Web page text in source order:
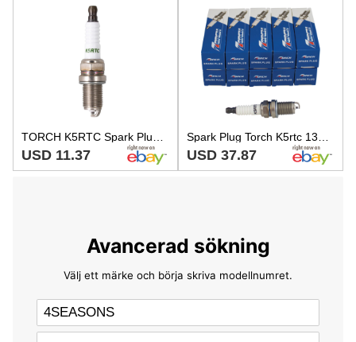
USD 11.37 USD 37.87
Avancerad sökning
Välj ett märke och börja skriva modellnumret.